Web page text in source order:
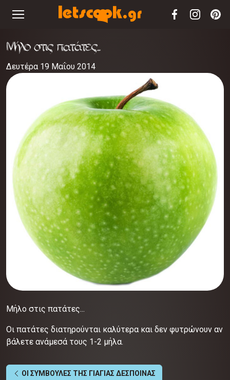
Μήλο στις πατάτες...
Δευτέρα 19 Μαΐου 2014
Μήλο στις πατάτες...
Οι πατάτες διατηρούνται καλύτερα και δεν φυτρώνουν αν
βάλετε ανάμεσά τους 1-2 μήλα.
ΟΙ ΣΥΜΒΟΥΛΕΣ ΤΗΣ ΓΙΑΓΙΑΣ ΔΕΣΠΟΙΝΑΣ